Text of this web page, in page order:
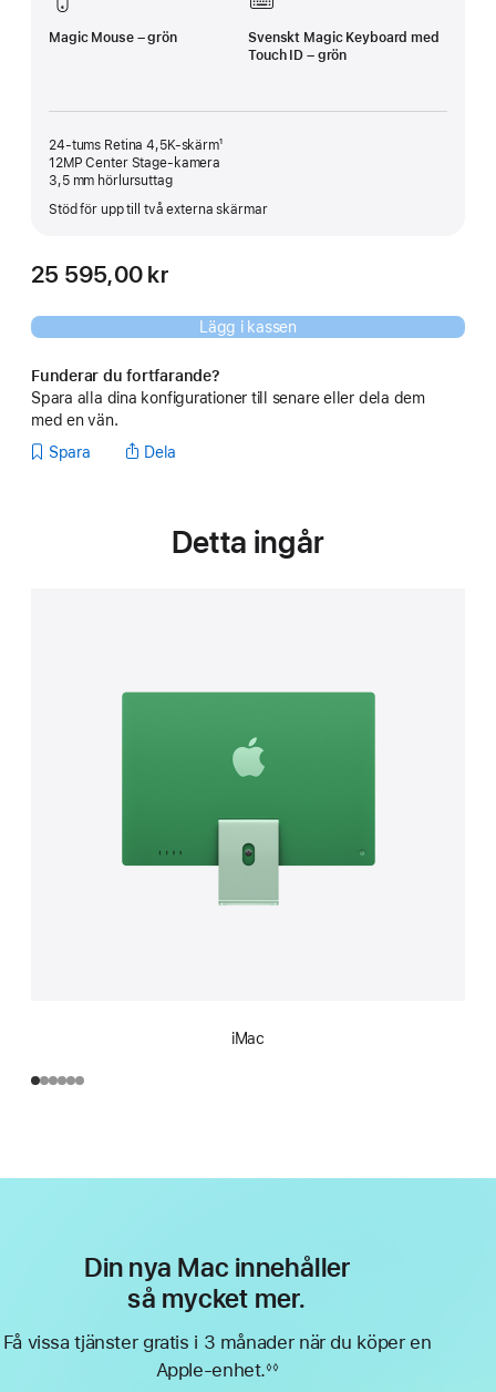
Magic Mouse – grön
Svenskt Magic Keyboard med
Touch ID – grön
24-tums Retina 4,5K-skärm¹
12MP Center Stage-kamera
3,5 mm hörlursuttag
Stöd för upp till två externa skärmar
25 595,00 kr
Lägg i kassen
Funderar du fortfarande?
Spara alla dina konfigurationer till senare eller dela dem
med en vän.
Spara
Dela
Detta ingår
iMac
Din nya Mac innehåller
så mycket mer.
Få vissa tjänster gratis i 3 månader när du köper en
Apple-enhet.◊◊